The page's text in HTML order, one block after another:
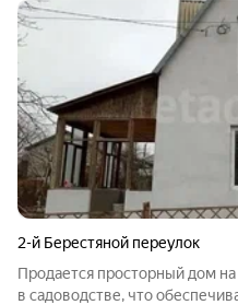
2-й Берестяной переулок
Продается просторный дом
в садоводстве, что